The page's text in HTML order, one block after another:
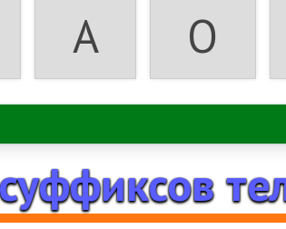
А О
и в этом случае я не знаю что
этом мире и как я б